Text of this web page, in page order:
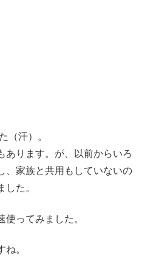
（汗）。
あります。が、以前からいろ
、家族と共用もしていないの
た。
ってみました。
。